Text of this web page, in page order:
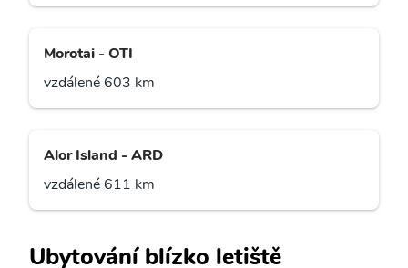
Morotai - OTI
vzdálené 603 km
Alor Island - ARD
vzdálené 611 km
Ubytování blízko letiště